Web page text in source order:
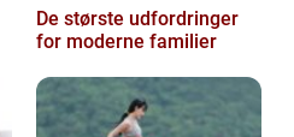
De største udfordringer
for moderne familier